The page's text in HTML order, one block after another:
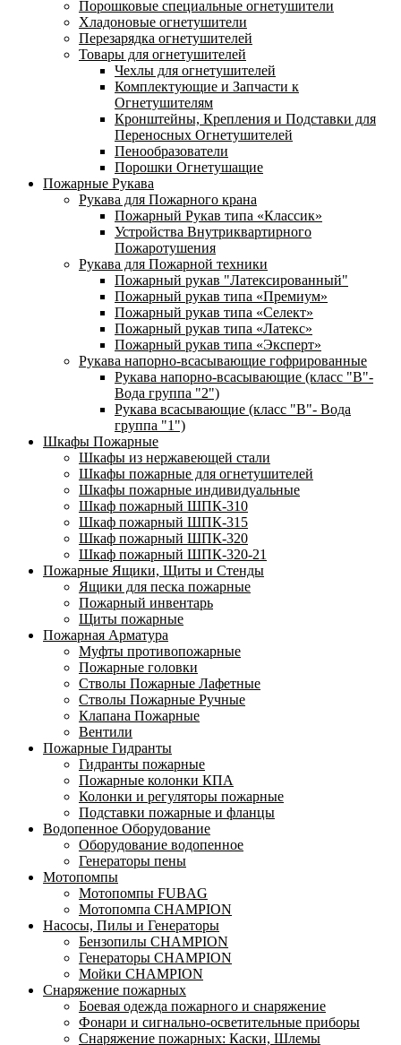
Порошковые специальные огнетушители
Хладоновые огнетушители
Перезарядка огнетушителей
Товары для огнетушителей
Чехлы для огнетушителей
Комплектующие и Запчасти к
Огнетушителям
Кронштейны, Крепления и Подставки для
Переносных Огнетушителей
Пенообразователи
Порошки Огнетушащие
Пожарные Рукава
Рукава для Пожарного крана
Пожарный Рукав типа «Классик»
Устройства Внутриквартирного
Пожаротушения
Рукава для Пожарной техники
Пожарный рукав "Латексированный"
Пожарный рукав типа «Премиум»
Пожарный рукав типа «Селект»
Пожарный рукав типа «Латекс»
Пожарный рукав типа «Эксперт»
Рукава напорно-всасывающие гофрированные
Рукава напорно-всасывающие (класс "В"-
Вода группа "2")
Рукава всасывающие (класс "В"- Вода
группа "1")
Шкафы Пожарные
Шкафы из нержавеющей стали
Шкафы пожарные для огнетушителей
Шкафы пожарные индивидуальные
Шкаф пожарный ШПК-310
Шкаф пожарный ШПК-315
Шкаф пожарный ШПК-320
Шкаф пожарный ШПК-320-21
Пожарные Ящики, Щиты и Стенды
Ящики для песка пожарные
Пожарный инвентарь
Щиты пожарные
Пожарная Арматура
Муфты противопожарные
Пожарные головки
Стволы Пожарные Лафетные
Стволы Пожарные Ручные
Клапана Пожарные
Вентили
Пожарные Гидранты
Гидранты пожарные
Пожарные колонки КПА
Колонки и регуляторы пожарные
Подставки пожарные и фланцы
Водопенное Оборудование
Оборудование водопенное
Генераторы пены
Мотопомпы
Мотопомпы FUBAG
Мотопомпа CHAMPION
Насосы, Пилы и Генераторы
Бензопилы CHAMPION
Генераторы CHAMPION
Мойки CHAMPION
Снаряжение пожарных
Боевая одежда пожарного и снаряжение
Фонари и сигнально-осветительные приборы
Снаряжение пожарных: Каски, Шлемы